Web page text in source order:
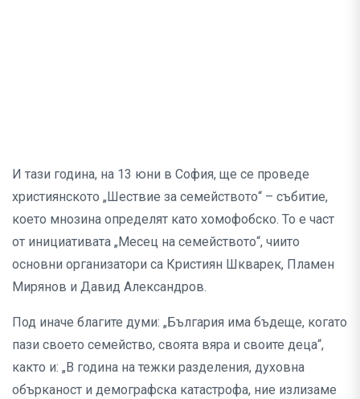
И тази година, на 13 юни в София, ще се проведе
християнското „Шествие за семейството“ – събитие,
което мнозина определят като хомофобско. То е част
от инициативата „Месец на семейството“, чиито
основни организатори са Кристиян Шкварек, Пламен
Мирянов и Давид Александров.
Под иначе благите думи: „България има бъдеще, когато
пази своето семейство, своята вяра и своите деца“,
както и: „В година на тежки разделения, духовна
обърканост и демографска катастрофа, ние излизаме